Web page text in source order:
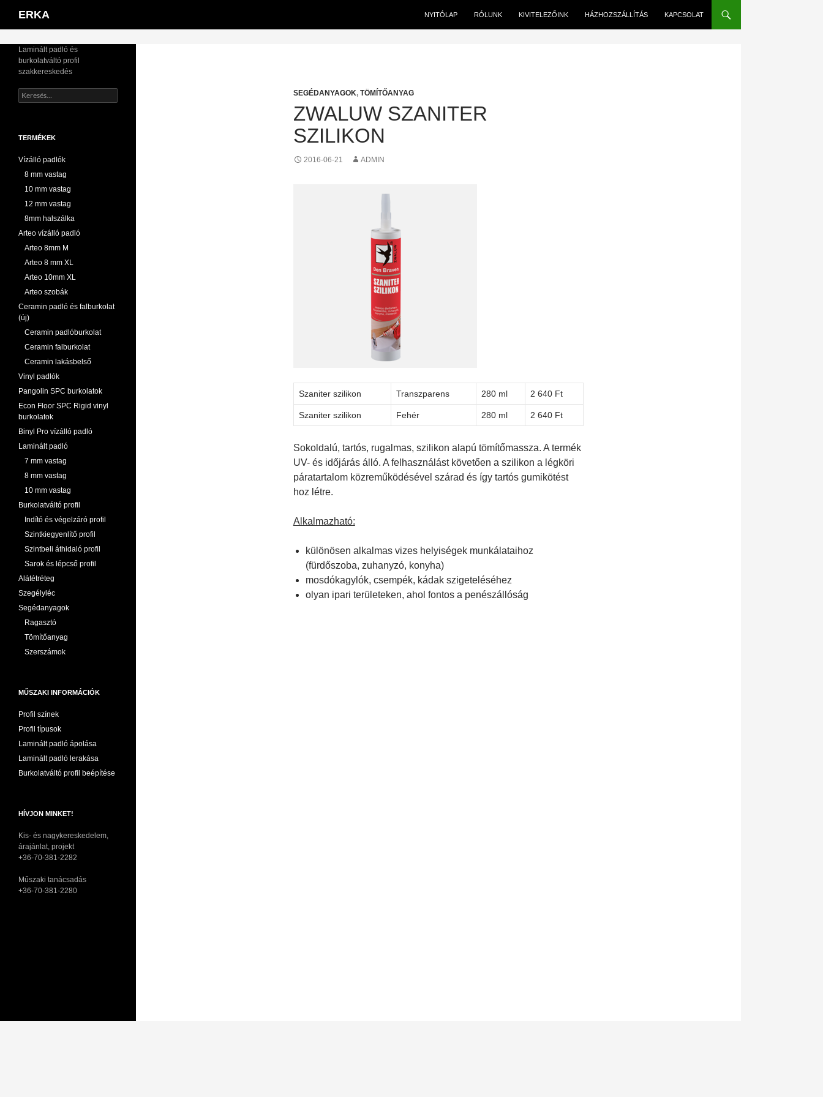
Szaniter
ERKA NYITÓLAP RÓLUNK KIVITELEZŐINK HÁZHOZSZÁLLÍTÁS KAPCSOLAT
SEGÉDANYAGOK, TÖMÍTŐANYAG
ZWALUW SZANITER
SZILIKON
2016-06-21 ADMIN
Szaniter szilikon Transzparens 280 ml 2 640 Ft
Szaniter szilikon Fehér 280 ml 2 640 Ft
Sokoldalú, tartós, rugalmas, szilikon alapú tömítőmassza. A termék
UV- és időjárás álló. A felhasználást követően a szilikon a légköri
páratartalom közreműködésével szárad és így tartós gumikötést
hoz létre.
Alkalmazható:
különösen alkalmas vizes helyiségek munkálataihoz
(fürdőszoba, zuhanyzó, konyha)
mosdókagylók, csempék, kádak szigeteléséhez
olyan ipari területeken, ahol fontos a penészállóság
Laminált padló és
burkolatváltó profil
szakkereskedés
Keresés:
TERMÉKEK
Vízálló padlók
8 mm vastag
10 mm vastag
12 mm vastag
8mm halszálka
Arteo vízálló padló
Arteo 8mm M
Arteo 8 mm XL
Arteo 10mm XL
Arteo szobák
Ceramin padló és falburkolat
(új)
Ceramin padlóburkolat
Ceramin falburkolat
Ceramin lakásbelső
Vinyl padlók
Pangolin SPC burkolatok
Econ Floor SPC Rigid vinyl
burkolatok
Binyl Pro vízálló padló
Laminált padló
7 mm vastag
8 mm vastag
10 mm vastag
Burkolatváltó profil
Indító és végelzáró profil
Szintkiegyenlítő profil
Szintbeli áthidaló profil
Sarok és lépcső profil
Alátétréteg
Szegélyléc
Segédanyagok
Ragasztó
Tömítőanyag
Szerszámok
MŰSZAKI INFORMÁCIÓK
Profil színek
Profil típusok
Laminált padló ápolása
Laminált padló lerakása
Burkolatváltó profil beépítése
HÍVJON MINKET!
Kis- és nagykereskedelem,
árajánlat, projekt
+36-70-381-2282
Műszaki tanácsadás
+36-70-381-2280